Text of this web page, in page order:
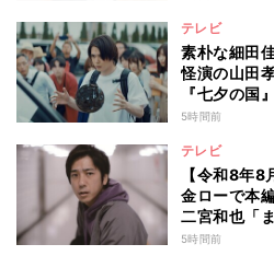
テレビ
素朴な細田
怪演の山田
『七夕の国
超常ミステリ
5時間前
テレビ
【令和8年8
金ローで本
二宮和也「
でしまうとは
5時間前